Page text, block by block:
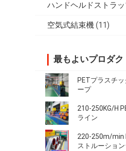
ハンドヘルドストラ
空気式結束機 (11)
最もよいプロダク
PETプラスチ
ープ
210-250KG/H
ライン
220-250m/min
ストルーショ